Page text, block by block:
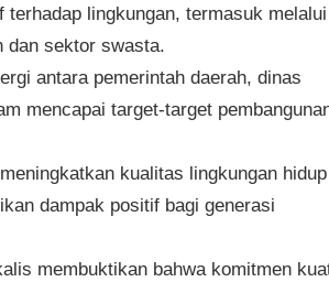
lingkungan, termasuk melalui
dan sektor swasta.
antara pemerintah daerah, dinas
mencapai target-target
kualitas lingkungan
dampak positif bagi generasi
membuktikan bahwa komitmen